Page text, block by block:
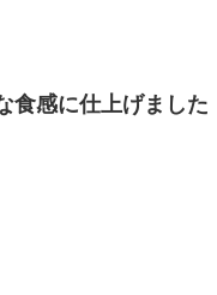
食感に仕上げました